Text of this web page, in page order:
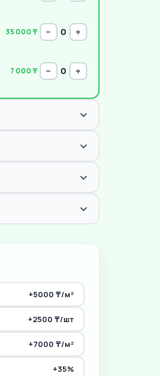
35 000 ₸ − 0 +
7 000 ₸ − 0 +
+5000 ₸/м²
+2500 ₸/шт
+7000 ₸/м²
+35%